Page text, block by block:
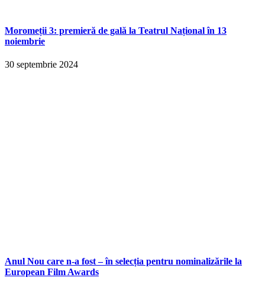
Moromeții 3: premieră de gală la Teatrul Național în 13
noiembrie
30 septembrie 2024
Anul Nou care n-a fost – în selecția pentru nominalizările la
European Film Awards